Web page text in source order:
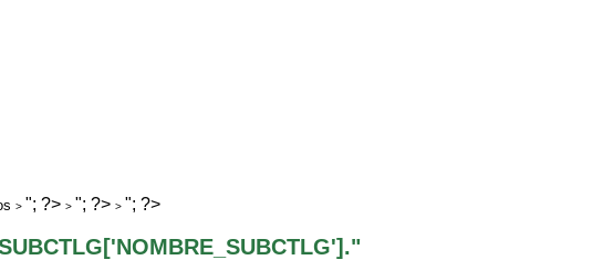
> "; ?>> "; ?>> "; ?>